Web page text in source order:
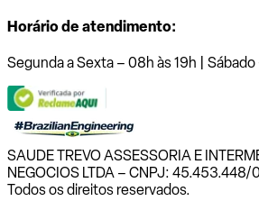
Horário de atendimento:
Segunda a Sexta – 08h às 19h |
SAUDE TREVO ASSESSORIA E
NEGOCIOS LTDA – CNPJ:
Todos os direitos reservados.